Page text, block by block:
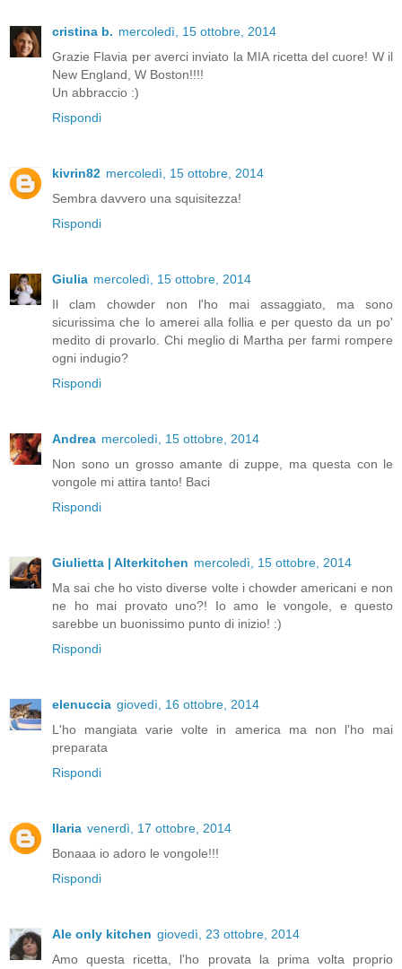
cristina b. mercoledì, 15 ottobre, 2014
Grazie Flavia per averci inviato la MIA ricetta del cuore! W il
New England, W Boston!!!!
Un abbraccio :)
Rispondi
kivrin82 mercoledì, 15 ottobre, 2014
Sembra davvero una squisitezza!
Rispondi
Giulia mercoledì, 15 ottobre, 2014
Il clam chowder non l'ho mai assaggiato, ma sono
sicurissima che lo amerei alla follia e per questo da un po'
medito di provarlo. Chi meglio di Martha per farmi rompere
ogni indugio?
Rispondi
Andrea mercoledì, 15 ottobre, 2014
Non sono un grosso amante di zuppe, ma questa con le
vongole mi attira tanto! Baci
Rispondi
Giulietta | Alterkitchen mercoledì, 15 ottobre, 2014
Ma sai che ho visto diverse volte i chowder americani e non
ne ho mai provato uno?! Io amo le vongole, e questo
sarebbe un buonissimo punto di inizio! :)
Rispondi
elenuccia giovedì, 16 ottobre, 2014
L'ho mangiata varie volte in america ma non l'ho mai
preparata
Rispondi
Ilaria venerdì, 17 ottobre, 2014
Bonaaa io adoro le vongole!!!
Rispondi
Ale only kitchen giovedì, 23 ottobre, 2014
Amo questa ricetta, l'ho provata la prima volta proprio